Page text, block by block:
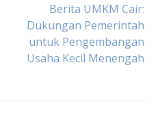
Berita UMKM Cair:
Dukungan Pemerintah
untuk Pengembangan
Usaha Kecil Menengah